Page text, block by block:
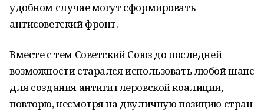
удобном случае могут сформировать
антисоветский фронт.
Вместе с тем Советский Союз до последней
возможности старался использовать любой шанс
для создания антигитлеровской коалиции,
повторю, несмотря на двуличную позицию стран